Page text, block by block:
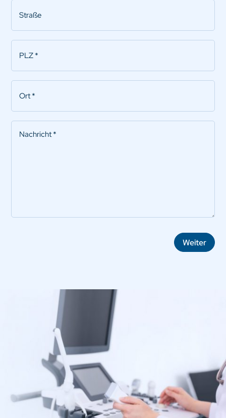
Straße
PLZ
Ort
Nachricht
Weiter